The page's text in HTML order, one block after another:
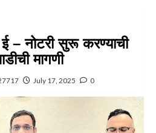
ई – नोटरी सुरू करण्याची
मागणी
July 17, 2025 0